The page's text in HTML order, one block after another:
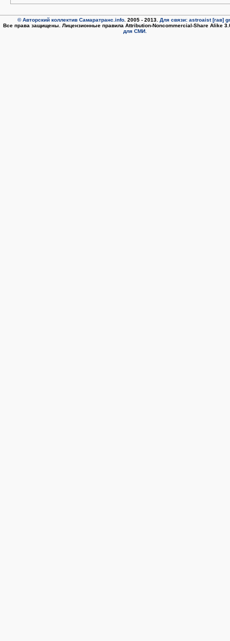
© Авторский коллектив Самаратранс.info . 2005 - 2013. Для связи: astroaist [гав]
Все права защищены. Лицензионные правила Attribution-Noncommercial-Share Alike
для СМИ.